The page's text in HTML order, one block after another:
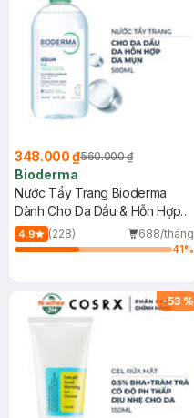
348.000 ₫560.000 ₫
Bioderma
Nước Tẩy Trang Bioderma
Dành Cho Da Dầu & Hỗn Hợp
500ml
4.9 (228)
688/tháng
41%
-53 %